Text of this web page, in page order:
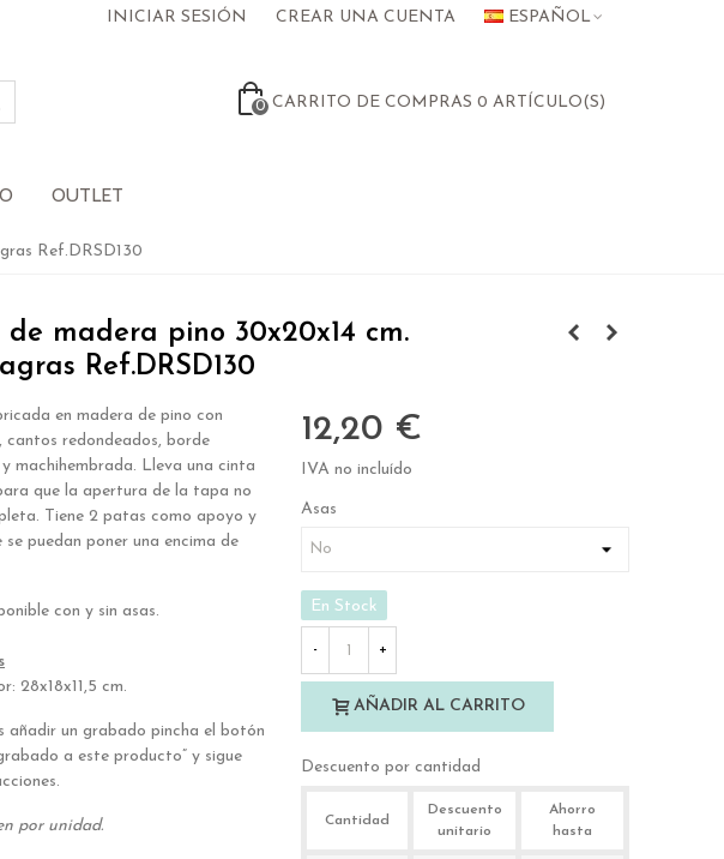
INICIAR SESIÓN CREAR UNA CUENTA ESPAÑOL
0 CARRITO DE COMPRAS 0 ARTÍCULO(S)
OUTLET
Ref.DRSD130
de madera pino 30x20x14 cm.
Ref.DRSD130
en madera de pino con
cantos redondeados, borde
machihembrada. Lleva una cinta
que la apertura de la tapa no
Tiene 2 patas como apoyo y
se puedan poner una encima de
con y sin asas.
28x18x11,5 cm.
añadir un grabado pincha el botón
a este producto” y sigue
por unidad.
12,20 €
IVA no incluído
Asas
En Stock
- +
AÑADIR AL CARRITO
Descuento por cantidad
Cantidad
Descuento
unitario
Ahorro
hasta